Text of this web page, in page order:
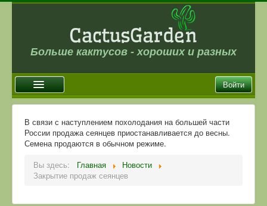
Больше кактусов - хороших и разных
Войти
Новости
Магазин
В связи с наступлением похолодания на большей части
России продажа сеянцев приостанавливается до весны.
Семена продаются в обычном режиме.
Вы здесь:
Главная
Новости
Закрытие продаж сеянцев